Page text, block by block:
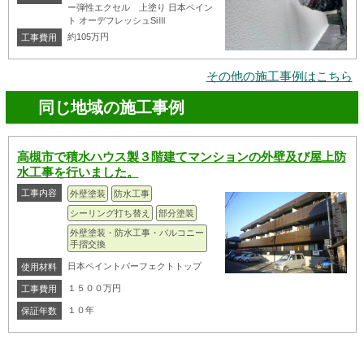
ー弾性エクセル 上塗り 日本ペイン
ト オーデフレッシュSiⅢ
工事費用
約105万円
その他の施工事例はこちら
同じ地域の施工事例
高槻市で積水ハウス製３階建てマンションの外壁及び屋上防
水工事を行いました。
工事内容 外壁塗装
防水工事
シーリング打ち替え
部分塗装
外壁塗装・防水工事・バルコニー
手摺交換
使用材料 日本ペイントパーフェクトトップ
工事費用 １５００万円
保証年数 １０年